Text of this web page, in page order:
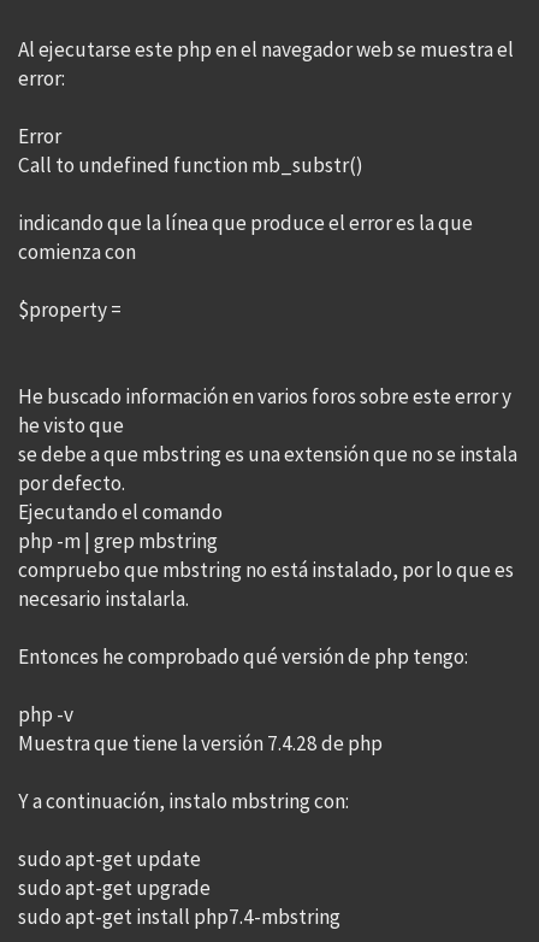
Al ejecutarse este php en el navegador web se muestra el
error:
Error
Call to undefined function mb_substr()
indicando que la línea que produce el error es la que
comienza con
$property =
He buscado información en varios foros sobre este error y
he visto que
se debe a que mbstring es una extensión que no se instala
por defecto.
Ejecutando el comando
php -m | grep mbstring
compruebo que mbstring no está instalado, por lo que es
necesario instalarla.
Entonces he comprobado qué versión de php tengo:
php -v
Muestra que tiene la versión 7.4.28 de php
Y a continuación, instalo mbstring con:
sudo apt-get update
sudo apt-get upgrade
sudo apt-get install php7.4-mbstring